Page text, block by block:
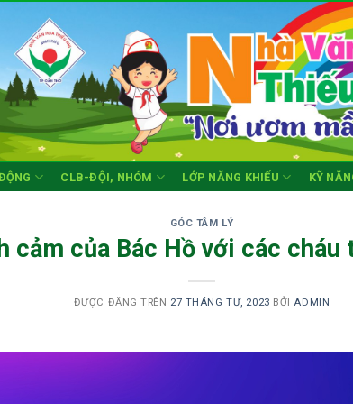
CLB-ĐỘI, NHÓM LỚP NĂNG KHIẾU KỸ
GÓC TÂM LÝ
cảm của Bác Hồ với các cháu
ĐƯỢC ĐĂNG TRÊN 27 THÁNG TƯ, 2023 BỞI ADMIN